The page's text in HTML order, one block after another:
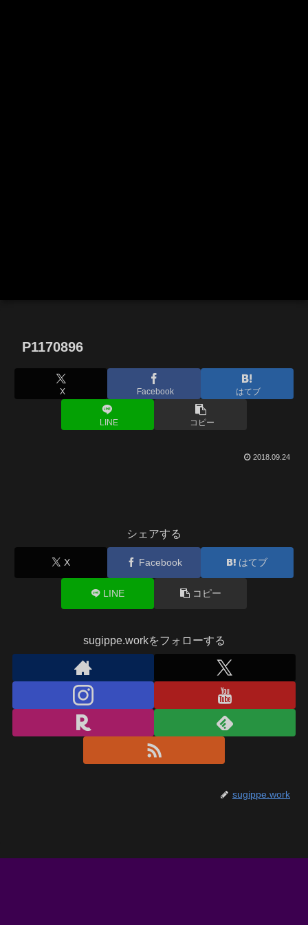
P1170896
X Facebook はてブ
LINE コピー
2018.09.24
シェアする
X Facebook はてブ
LINE コピー
sugippe.workをフォローする
sugippe.work